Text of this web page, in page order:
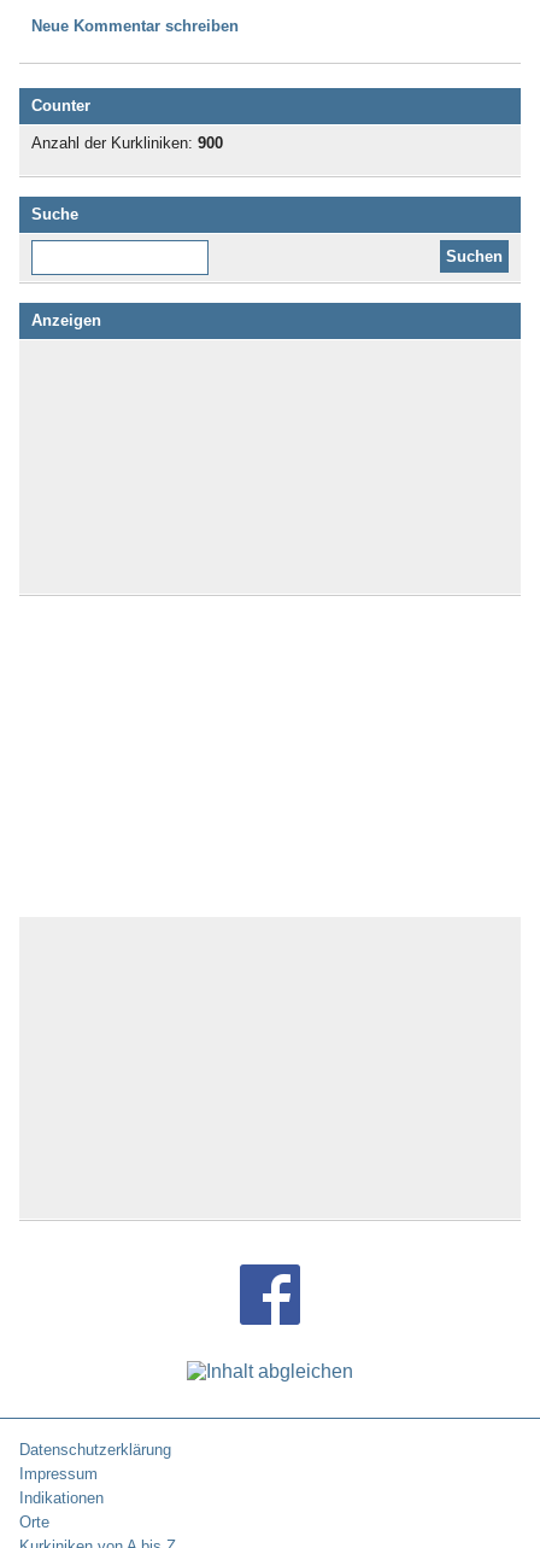
Neue Kommentar schreiben
Counter
Anzahl der Kurkliniken: 900
Suche
Anzeigen
Datenschutzerklärung
Impressum
Indikationen
Orte